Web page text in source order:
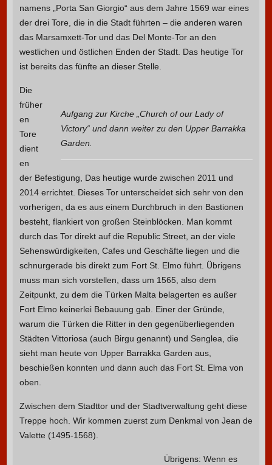
namens „Porta San Giorgio“ aus dem Jahre 1569 war eines
der drei Tore, die in die Stadt führten – die anderen waren
das Marsamxett-Tor und das Del Monte-Tor an den
westlichen und östlichen Enden der Stadt. Das heutige Tor
ist bereits das fünfte an dieser Stelle.
Aufgang zur Kirche „Church of our Lady of
Victory“ und dann weiter zu den Upper Barrakka
Garden.
Die
früher
en
Tore
dient
en
der Befestigung, Das heutige wurde zwischen 2011 und
2014 errichtet. Dieses Tor unterscheidet sich sehr von den
vorherigen, da es aus einem Durchbruch in den Bastionen
besteht, flankiert von großen Steinblöcken. Man kommt
durch das Tor direkt auf die Republic Street, an der viele
Sehenswürdigkeiten, Cafes und Geschäfte liegen und die
schnurgerade bis direkt zum Fort St. Elmo führt. Übrigens
muss man sich vorstellen, dass um 1565, also dem
Zeitpunkt, zu dem die Türken Malta belagerten es außer
Fort Elmo keinerlei Bebauung gab. Einer der Gründe,
warum die Türken die Ritter in den gegenüberliegenden
Städten Vittoriosa (auch Birgu genannt) und Senglea, die
sieht man heute von Upper Barrakka Garden aus,
beschießen konnten und dann auch das Fort St. Elma von
oben.
Zwischen dem Stadttor und der Stadtverwaltung geht diese
Treppe hoch. Wir kommen zuerst zum Denkmal von Jean de
Valette (1495-1568).
Übrigens: Wenn es